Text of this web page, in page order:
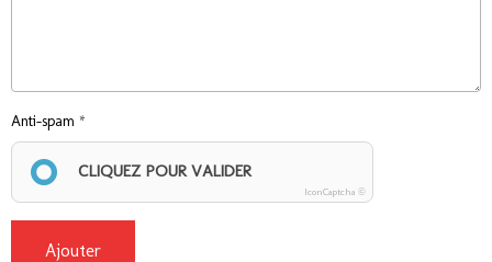
Anti-spam
CLIQUEZ POUR VALIDER
IconCaptcha ©
Ajouter